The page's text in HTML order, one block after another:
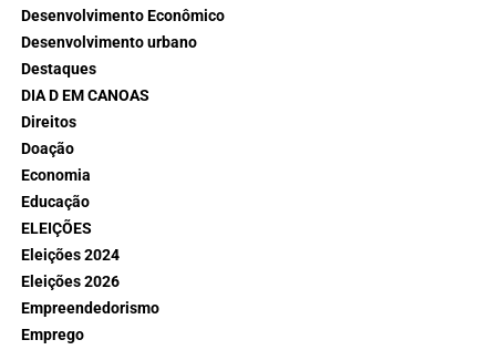
Desenvolvimento Econômico
Desenvolvimento urbano
Destaques
DIA D EM CANOAS
Direitos
Doação
Economia
Educação
ELEIÇÕES
Eleições 2024
Eleições 2026
Empreendedorismo
Emprego